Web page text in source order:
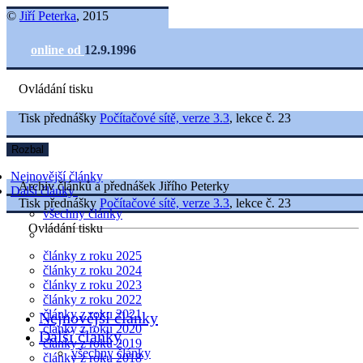
© Jiří Peterka, 2015
online od 12.9.1996
Ovládání tisku
Nejnovější články
Další články
všechny články
články z roku 2025
články z roku 2024
články z roku 2023
články z roku 2022
články z roku 2021
články z roku 2020
články z roku 2019
články z roku 2018
Tisk přednášky Počítačové sítě, verze 3.3, lekce č. 23
Rozbal
Archiv článků a přednášek Jiřího Peterky
Tisk přednášky Počítačové sítě, verze 3.3, lekce č. 23
Ovládání tisku
Nejnovější články
Další články
všechny články